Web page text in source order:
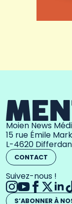
Moien News
15 rue Émile Mark
L-4620
CONTACT
Suivez-nous !
S’ABONNER À